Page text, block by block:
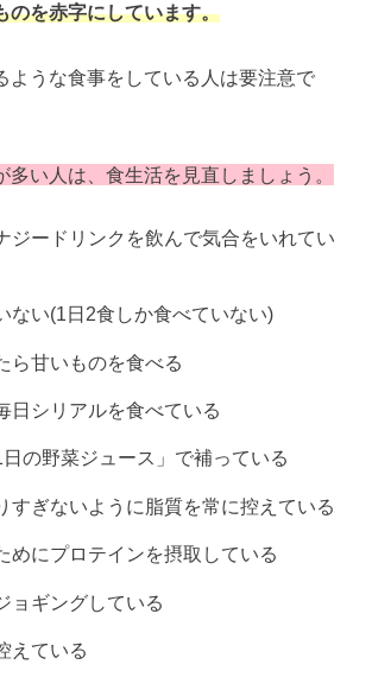
のを赤字にしています。
ような食事をしている人は要注意で
多い人は、食生活を見直しましょう。
ジードリンクを飲んで気合をいれてい
ない(1日2食しか食べていない)
ら甘いものを食べる
日シリアルを食べている
の野菜ジュース」で補っている
すぎないように脂質を常に控えている
めにプロテインを摂取している
ョギングしている
えている